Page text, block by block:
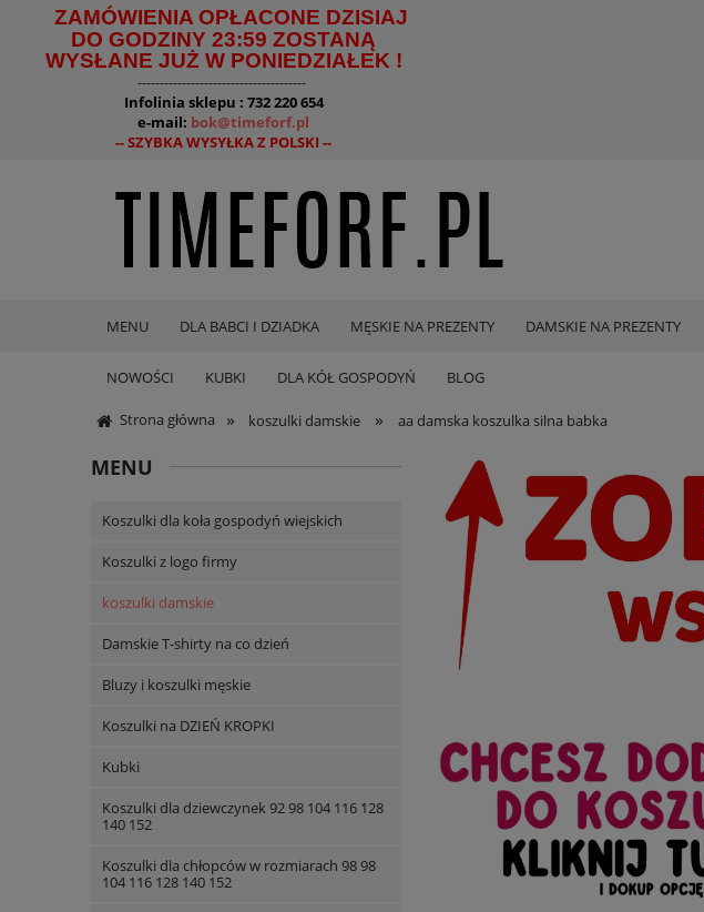
ZAMÓWIENIA OPŁACONE DZISIAJ
DO GODZINY 23:59 ZOSTANĄ
WYSŁANE JUŻ W PONIEDZIAŁEK !
--------------------------------------
Infolinia sklepu : 732 220 654
e-mail: bok@timeforf.pl
-- SZYBKA WYSYŁKA Z POLSKI --
MENU DLA BABCI I DZIADKA MĘSKIE NA PREZENTY DAMSKIE NA PREZENTY
NOWOŚCI KUBKI DLA KÓŁ GOSPODYŃ BLOG
Strona główna » koszulki damskie » aa damska koszulka silna babka
MENU
Koszulki dla koła gospodyń wiejskich
Koszulki z logo firmy
koszulki damskie
Damskie T-shirty na co dzień
Bluzy i koszulki męskie
Koszulki na DZIEŃ KROPKI
Kubki
Koszulki dla dziewczynek 92 98 104 116 128
140 152
Koszulki dla chłopców w rozmiarach 98 98
104 116 128 140 152